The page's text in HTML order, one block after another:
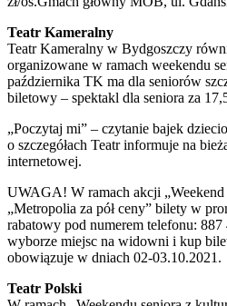
Teatr Kameralny
Teatr Kameralny w Bydgoszczy
organizowane w ramach weekendu
października TK ma dla seniorów
biletowy – spektakl dla seniora za
„Poczytaj mi” – czytanie bajek
o szczegółach Teatr informuje na
internetowej.
UWAGA! W ramach akcji „Weekend
„Metropolia za pół ceny” bilety w
rabatowy pod numerem telefonu:
wyborze miejsc na widowni i kup
obowiązuje w dniach 02-03.10.2021.
Teatr Polski